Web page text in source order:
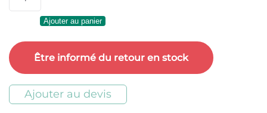
de
Panolin
S4
Gear
100
Ajouter au panier
Être informé du retour en stock
Ajouter au devis